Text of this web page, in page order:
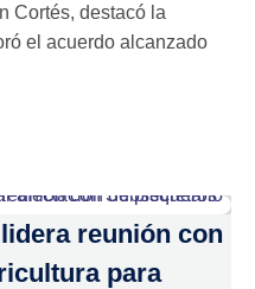
Cortés, destacó la
el acuerdo alcanzado
reunión con
para